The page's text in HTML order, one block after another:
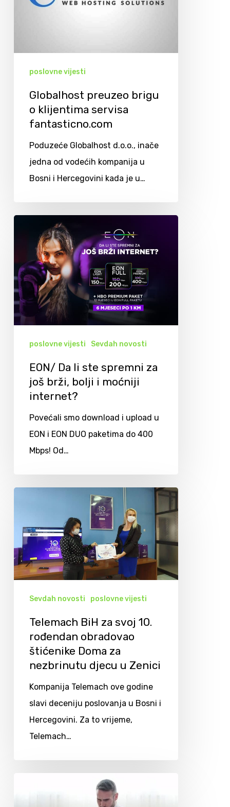
poslovne vijesti
Globalhost preuzeo brigu
o klijentima servisa
fantasticno.com
Poduzeće Globalhost d.o.o., inače
jedna od vodećih kompanija u
Bosni i Hercegovini kada je u…
poslovne vijesti Sevdah novosti
EON/ Da li ste spremni za
još brži, bolji i moćniji
internet?
Povećali smo download i upload u
EON i EON DUO paketima do 400
Mbps! Od…
Sevdah novosti poslovne vijesti
Telemach BiH za svoj 10.
rođendan obradovao
štićenike Doma za
nezbrinutu djecu u Zenici
Kompanija Telemach ove godine
slavi deceniju poslovanja u Bosni i
Hercegovini. Za to vrijeme,
Telemach…